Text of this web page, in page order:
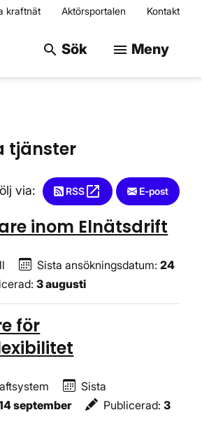
kraftnät Aktörsportalen Kontakt
search Sök Sök på
menu Meny
tjänster
via: RSSopen_in_new
Öppnas i nytt fönster
E-post
inom Elnätsdrift
Sista ansökningsdatum:24
:3 augusti
för
Sista
september Publicerad:3